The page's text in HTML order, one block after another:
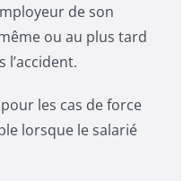
de son
ou au plus tard
l’accident.
les cas de force
lorsque le salarié